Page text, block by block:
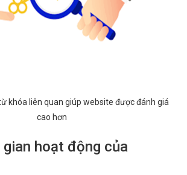
khóa liên quan giúp website được đánh giá
cao hơn
hoạt động của